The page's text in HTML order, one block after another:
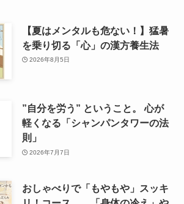
【夏はメンタルも危ない！】猛暑
を乗り切る「心」の漢方養生法
2026年8月5日
”自分を労う” ということ。 心が
軽くなる「シャンパンタワーの法
則」
2026年7月7日
おしゃべりで「もやもや」スッキ